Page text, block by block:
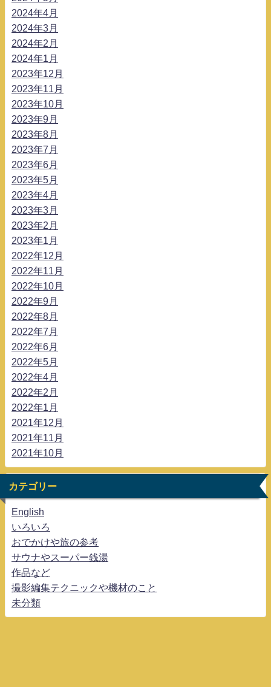
2024年4月
2024年3月
2024年2月
2024年1月
2023年12月
2023年11月
2023年10月
2023年9月
2023年8月
2023年7月
2023年6月
2023年5月
2023年4月
2023年3月
2023年2月
2023年1月
2022年12月
2022年11月
2022年10月
2022年9月
2022年8月
2022年7月
2022年6月
2022年5月
2022年4月
2022年2月
2022年1月
2021年12月
2021年11月
2021年10月
カテゴリー
English
いろいろ
おでかけや旅の参考
サウナやスーパー銭湯
作品など
撮影編集テクニックや機材のこと
未分類